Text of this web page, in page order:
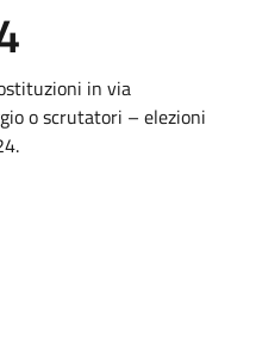
in via
o scrutatori – elezioni